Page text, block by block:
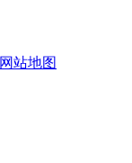
网站地图